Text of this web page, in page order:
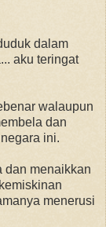
dalam
aku teringat
walaupun
dan
ini.
dan menaikkan
menerusi